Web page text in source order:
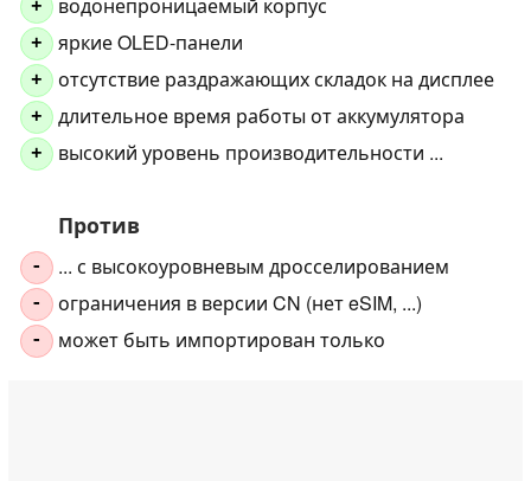
+ водонепроницаемый корпус
+ яркие OLED-панели
+ отсутствие раздражающих складок на дисплее
+ длительное время работы от аккумулятора
+ высокий уровень производительности ...
Против
- ... с высокоуровневым дросселированием
- ограничения в версии CN (нет eSIM, ...)
- может быть импортирован только